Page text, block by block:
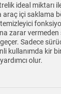
ideal miktarı
araç içi
zarar
Sadece
kullanımda kir
olur.